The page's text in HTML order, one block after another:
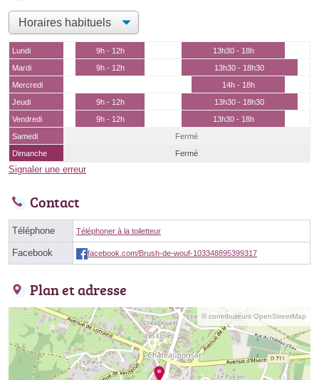
Lundi 9h - 12h
13h30 - 18h
Mardi
9h - 12h
13h30 - 18h30
Mercredi
14h - 18h
Jeudi
9h - 12h
13h30 - 18h30
Vendredi
9h - 12h
13h30 - 18h
Samedi
Fermé
Dimanche
Fermé
Signaler une erreur
Contact
Téléphone Téléphoner à la toiletteur
Facebook facebook.com/Brush-de-wouf-103348895399317
Plan et adresse
© contributeurs OpenStreetMap